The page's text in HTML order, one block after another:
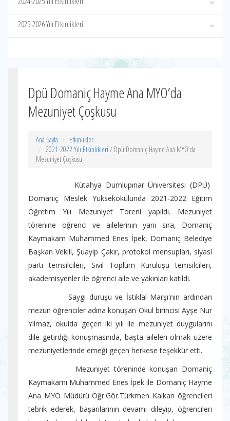
2025-2026 Yılı Etkinlikleri
Dpü Domaniç Hayme Ana MYO’da
Mezuniyet Çoşkusu
Ana Sayfa
Etkinlikler
2021-2022 Yılı Etkinlikleri / Dpü Domaniç Hayme Ana MYO’da
Mezuniyet Çoşkusu
Kütahya Dumlupınar Üniversitesi (DPÜ)
Domaniç Meslek Yüksekokulunda 2021-2022 Eğitim
Öğretim Yılı Mezuniyet Töreni yapıldı. Mezuniyet
törenine öğrenci ve ailelerinin yanı sıra, Domaniç
Kaymakam Muhammed Enes İpek, Domaniç Belediye
Başkan Vekili, Şuayip Çakır, protokol mensupları, siyasi
parti temsilcileri, Sivil Toplum Kuruluşu temsilcileri,
akademisyenler ile öğrenci aile ve yakınları katıldı.
Saygı duruşu ve İstiklal Marşı'nın ardından
mezun öğrenciler adına konuşan Okul birincisi Ayşe Nur
Yılmaz, okulda geçen iki yılı ile mezuniyet duygularını
dile getirdiği konuşmasında, başta aileleri olmak üzere
mezuniyetlerinde emeği geçen herkese teşekkür etti.
Mezuniyet töreninde konuşan Domaniç
Kaymakamı Muhammed Enes İpek ile Domaniç Hayme
Ana MYO Müdürü Öğr.Gör.Türkmen Kalkan öğrencileri
tebrik ederek, başarılarının devamı dileyip, öğrencileri